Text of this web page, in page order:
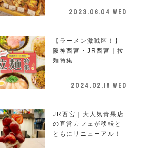
2023.06.04 Wed
【ラーメン激戦区！】
阪神西宮・JR西宮｜拉
麺特集
2024.02.18 Wed
JR西宮｜大人気青果店
の直営カフェが移転と
ともにリニューアル！